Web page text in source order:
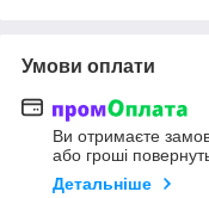
Умови оплати
Ви отримаєте
або гроші
Детальніше